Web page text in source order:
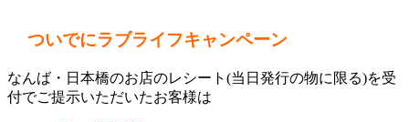
ついでにラブライフキャンペーン
なんば・日本橋のお店のレシート(当日発行の物に限る)を受
付でご提示いただいたお客様は